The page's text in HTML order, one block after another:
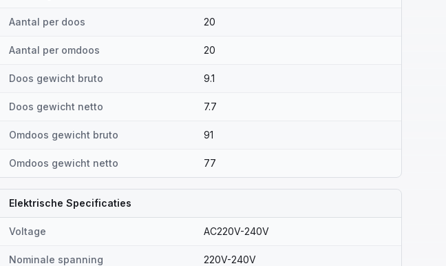
Aantal per doos 20
Aantal per omdoos 20
Doos gewicht bruto 9.1
Doos gewicht netto 7.7
Omdoos gewicht bruto 91
Omdoos gewicht netto 77
Elektrische Specificaties
Voltage AC220V-240V
Nominale spanning 220V-240V